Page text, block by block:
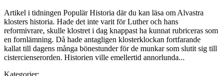
Artikel i tidningen Populär Historia där du kan läsa om Alvastra
klosters historia. Hade det inte varit för Luther och hans
reformivrare, skulle klostret i dag knappast ha kunnat rubriceras som
en fornlämning. Då hade antagligen klosterklockan fortfarande
kallat till dagens många bönestunder för de munkar som slutit sig till
cistercienserorden. Historien ville emellertid annorlunda...
Kategorier: